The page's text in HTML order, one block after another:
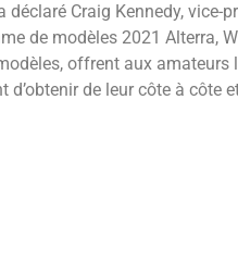
déclaré Craig Kennedy, vice-
de modèles 2021 Alterra,
offrent aux amateurs
de leur côte à côte